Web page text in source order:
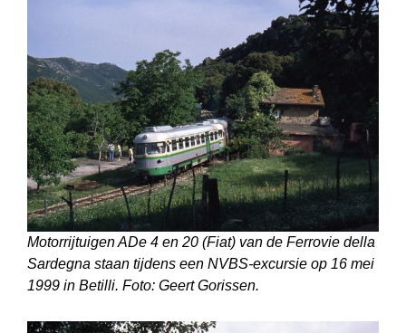
Motorrijtuigen ADe 4 en 20 (Fiat) van de Ferrovie della
Sardegna staan tijdens een NVBS-excursie op 16 mei
1999 in Betilli. Foto: Geert Gorissen.